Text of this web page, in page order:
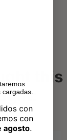
this
con
con
agosto.